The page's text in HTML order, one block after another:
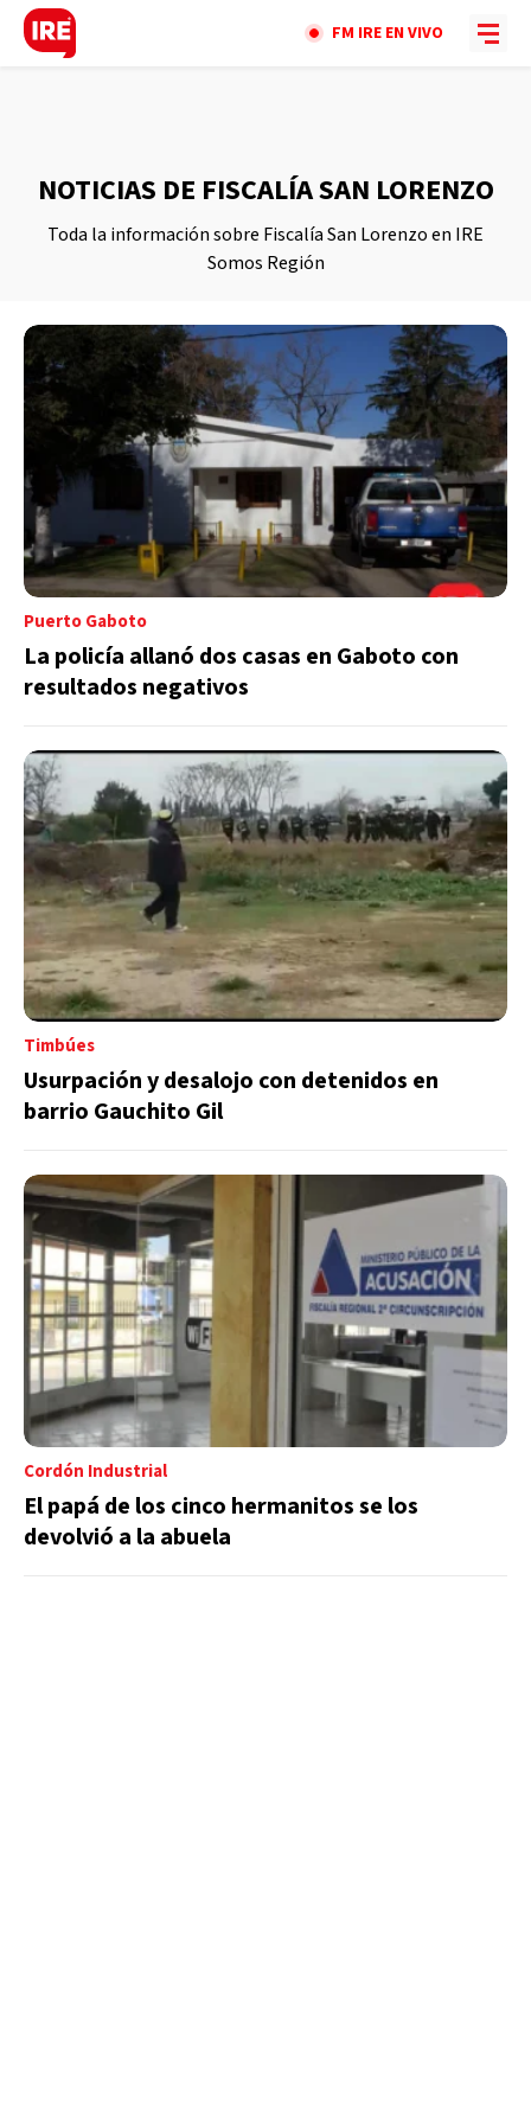
FM IRE EN VIVO
NOTICIAS DE FISCALÍA SAN LORENZO
Toda la información sobre Fiscalía San Lorenzo en IRE
Somos Región
Puerto Gaboto
La policía allanó dos casas en Gaboto con
resultados negativos
Timbúes
Usurpación y desalojo con detenidos en
barrio Gauchito Gil
Cordón Industrial
El papá de los cinco hermanitos se los
devolvió a la abuela